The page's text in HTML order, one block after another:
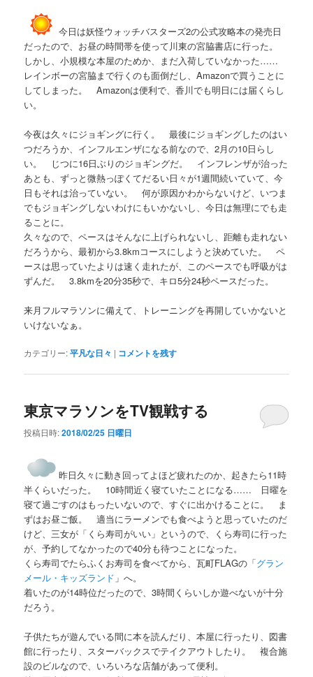
今日は妖怪ウォッチバスターズ2の公式攻略本の発売日
だったので、お昼の時間帯を使って川東の宮脇書店に行った。
しかし、小規模な本屋のためか、まだ入荷していなかった……
レインボーの宮脇まで行くのも面倒だし、Amazonで買うことに
してしまった。 Amazonは便利で、香川でも明日には届くらし
い。
今夜は久々にジョギングに行く。 最後にジョギングしたのはい
つだろうか、インフルエンザになる前なので、2月の10日らし
い。 じつに16日ぶりのジョギングだ。 インフレンザが治った
あとも、ずっと微熱っぽくてだるい日々が1週間続いていて、今
日もそれは治っていない。 何が原因かわからないけど、いつま
でもジョギングしないわけにもいかないし、今日は無理にでも走
ることに。
久々なので、ペースはそんなに上げられないし、距離も走れない
だろうから、最初から3.8kmコースにしようと決めていた。 ペ
ースは思っていたよりは速く走れたが、このペースでも呼吸がは
ずんだ。 3.8kmを20分35秒で、キロ5分24秒ペースだった。
来月フルマラソンに備えて、トレーニングを再開していかないと
いけないなぁ。
カテゴリー:平凡な日々 | コメントを残す
東京マラソンをTV観戦する
投稿日時:2018/02/25 日曜日
昨日久々に動き回ってよほど疲れたのか、起きたら11時
半くらいだった。 10時間近く寝ていたことになる…… 日曜を
寝て過ごすのはもったいないので、すぐに出かけることに。 ま
ずはお昼ご飯。 適当にラーメンでも食べようと思っていたのだ
けど、三女が「くら寿司がいい」というので、くら寿司に行った
が、予約してなかったので40分も待つことになった。
くら寿司でたらふくお寿司を食べてから、瓦町FLAGの「グラン
メール・キッズランド 」へ。
着いたのが14時位だったので、3時間くらいしか遊べないが十分
だろう。
子供たちが遊んでいる間に本を読んだり、本屋に行ったり、図書
館に行ったり、スターバックスでテイクアウトしたり。 複合施
設のビルなので、いろいろな店舗があって便利。